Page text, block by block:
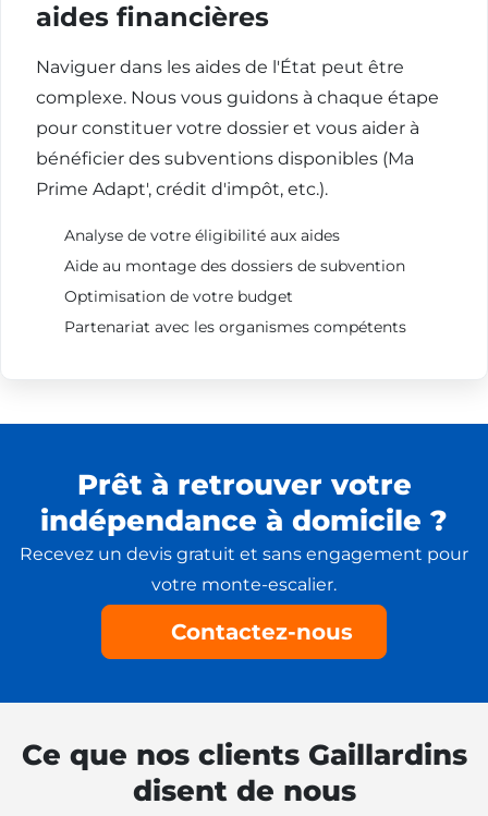
aides financières
Naviguer dans les aides de l'État peut être
complexe. Nous vous guidons à chaque étape
pour constituer votre dossier et vous aider à
bénéficier des subventions disponibles (Ma
Prime Adapt', crédit d'impôt, etc.).
Analyse de votre éligibilité aux aides
Aide au montage des dossiers de subvention
Optimisation de votre budget
Partenariat avec les organismes compétents
Prêt à retrouver votre
indépendance à domicile ?
Recevez un devis gratuit et sans engagement pour
votre monte-escalier.
Contactez-nous
Ce que nos clients Gaillardins
disent de nous